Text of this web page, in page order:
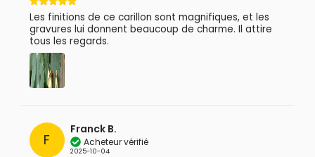
Les finitions de ce carillon sont magnifiques, et les
gravures lui donnent beaucoup de charme. Il attire
tous les regards.
F
Franck B.
Acheteur vérifié
2025-10-04